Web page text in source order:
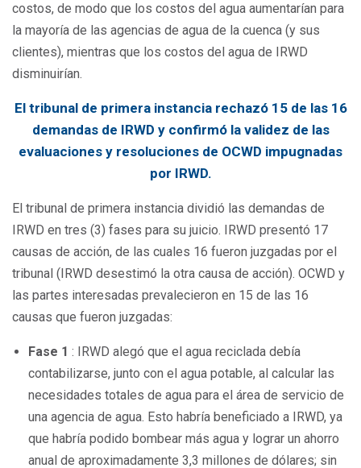
costos, de modo que los costos del agua aumentarían para
la mayoría de las agencias de agua de la cuenca (y sus
clientes), mientras que los costos del agua de IRWD
disminuirían.
El tribunal de primera instancia rechazó 15 de las 16
demandas de IRWD y confirmó la validez de las
evaluaciones y resoluciones de OCWD impugnadas
por IRWD.
El tribunal de primera instancia dividió las demandas de
IRWD en tres (3) fases para su juicio. IRWD presentó 17
causas de acción, de las cuales 16 fueron juzgadas por el
tribunal (IRWD desestimó la otra causa de acción). OCWD y
las partes interesadas prevalecieron en 15 de las 16
causas que fueron juzgadas:
Fase 1 : IRWD alegó que el agua reciclada debía
contabilizarse, junto con el agua potable, al calcular las
necesidades totales de agua para el área de servicio de
una agencia de agua. Esto habría beneficiado a IRWD, ya
que habría podido bombear más agua y lograr un ahorro
anual de aproximadamente 3,3 millones de dólares; sin